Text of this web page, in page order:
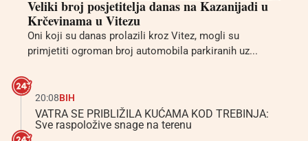
Veliki broj posjetitelja danas na Kazanijadi u
Krčevinama u Vitezu
Oni koji su danas prolazili kroz Vitez, mogli su
primjetiti ogroman broj automobila parkiranih uz...
20:08BIH
VATRA SE PRIBLIŽILA KUĆAMA KOD TREBINJA:
Sve raspoložive snage na terenu